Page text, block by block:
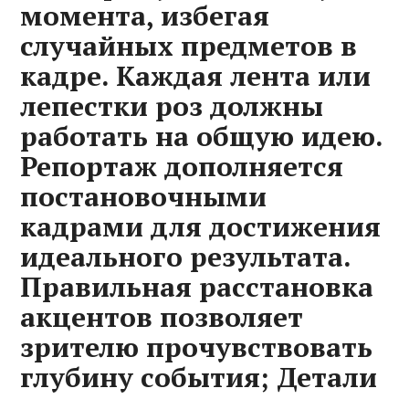
момента, избегая
случайных предметов в
кадре. Каждая лента или
лепестки роз должны
работать на общую идею.
Репортаж дополняется
постановочными
кадрами для достижения
идеального результата.
Правильная расстановка
акцентов позволяет
зрителю прочувствовать
глубину события; Детали